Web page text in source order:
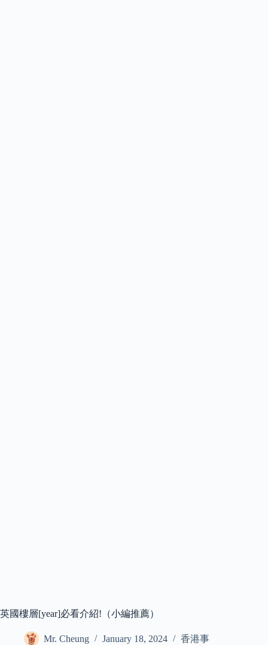
英國樓層[year]必看介紹!（小編推薦）
Mr. Cheung January 18, 2024 香港事